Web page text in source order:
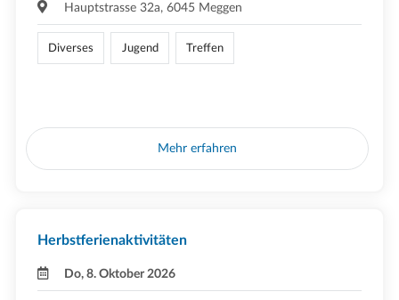
Hauptstrasse 32a, 6045 Meggen
Diverses Jugend Treffen
Mehr erfahren
Herbstferienaktivitäten
Do, 8. Oktober 2026